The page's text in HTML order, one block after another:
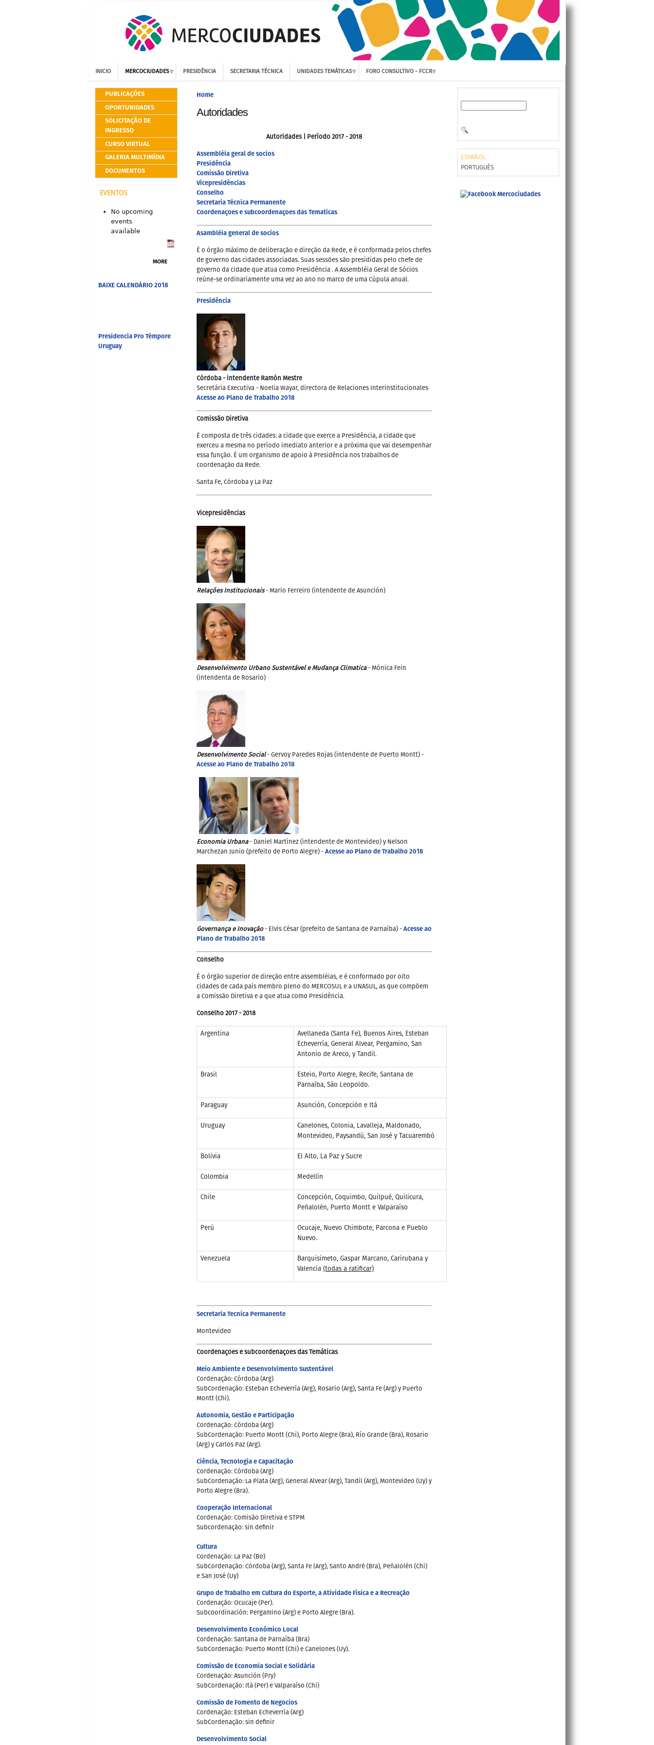
INICIO MERCOCIUDADES PRESIDÊNCIA SECRETARIA TÉCNICA UNIDADES TEMÁTICAS FORO CONSULTIVO - FCCR
PUBLICAÇÕES
OPORTUNIDADES
SOLICITAÇÃO DE
INGRESSO
CURSO VIRTUAL
GALERIA MULTIMÍDIA
DOCUMENTOS
EVENTOS
No upcoming
events
available
MORE
BAIXE CALENDÁRIO 2018
Presidencia Pro Témpore
Uruguay
Home
Autoridades
Autoridades | Período 2017 - 2018
Assembléia geral de socios
Presidência
Comissão Diretiva
Vicepresidências
Conselho
Secretaria Técnica Permanente
Coordenaçoes e subcoordenaçoes das Tematicas
Asambléia general de socios
É o órgão máximo de deliberação e direção da Rede, e é conformada pelos chefes
de governo das cidades associadas. Suas sessões são presididas pelo chefe de
governo da cidade que atua como Presidência . A Assembléia Geral de Sócios
reúne-se ordinariamente uma vez ao ano no marco de uma Cúpula anual.
Presidência
Córdoba - intendente Ramón Mestre
Secretária Executiva - Noelia Wayar, directora de Relaciones Interinstitucionales
Acesse ao Plano de Trabalho 2018
Comissão Diretiva
É composta de três cidades: a cidade que exerce a Presidência, a cidade que
exerceu a mesma no período imediato anterior e a próxima que vai desempenhar
essa função. É um organismo de apoio à Presidência nos trabalhos de
coordenação da Rede.
Santa Fe, Córdoba y La Paz
Vicepresidências
Relações Institucionais- Mario Ferreiro (intendente de Asunción)
Desenvolvimento Urbano Sustentável e Mudança Climatica - Mónica Fein
(intendenta de Rosario)
Desenvolvimento Social- Gervoy Paredes Rojas (intendente de Puerto Montt) -
Acesse ao Plano de Trabalho 2018
Economia Urbana- Daniel Martínez (intendente de Montevideo) y Nelson
Marchezan Junio (prefeito de Porto Alegre) - Acesse ao Plano de Trabalho 2018
Governança e Inovaçāo - Elvis César (prefeito de Santana de Parnaíba) - Acesse ao
Plano de Trabalho 2018
Conselho
É o órgão superior de direção entre assembléias, e é conformado por oito
cidades de cada país membro pleno do MERCOSUL e a UNASUL, as que compõem
a Comissão Diretiva e a que atua como Presidência.
Conselho 2017 - 2018
Argentina
Avellaneda (Santa Fe), Buenos Aires, Esteban
Echeverría, General Alvear, Pergamino, San
Antonio de Areco, y Tandil.
Brasil
Esteio, Porto Alegre, Recife, Santana de
Parnaíba, Sāo Leopoldo.
Paraguay Asunción, Concepción e Itá
Uruguay
Canelones, Colonia, Lavalleja, Maldonado,
Montevideo, Paysandú, San José y Tacuarembó
Bolivia El Alto, La Paz y Sucre
Colombia Medellín
Chile
Concepción, Coquimbo, Quilpué, Quilicura,
Peñalolén, Puerto Montt e Valparaíso
Perú Ocucaje, Nuevo Chimbote, Parcona e Pueblo
Nuevo.
Venezuela
Barquisimeto, Gaspar Marcano, Carirubana y
Valencia(todas a ratificar)
Secretaria Tecnica Permanente
Montevideo
Coordenaçoes e subcoordenaçoes das Temáticas
Meio Ambiente e Desenvolvimento Sustentável
Cordenação: Córdoba (Arg)
SubCordenação: Esteban Echeverría (Arg), Rosario (Arg), Santa Fe (Arg) y Puerto
Montt (Chi).
Autonomia, Gestão e Participação
Cordenação: Córdoba (Arg)
SubCordenação: Puerto Montt (Chi), Porto Alegre (Bra), Río Grande (Bra), Rosario
(Arg) y Carlos Paz (Arg).
Ciência, Tecnologia e Capacitação
Cordenação: Córdoba (Arg)
SubCordenação: La Plata (Arg), General Alvear (Arg), Tandil (Arg), Montevideo (Uy) y
Porto Alegre (Bra).
Cooperação Internacional
Cordenação: Comisão Diretiva e STPM
Subcordenação: sin definir
Cultura
Cordenação: La Paz (Bo)
SubCordenação: Córdoba (Arg), Santa Fe (Arg), Santo André (Bra), Peñalolén (Chi)
e San José (Uy)
Grupo de Trabalho em Cultura do Esporte, a Atividade Física e a Recreação
Cordenação: Ocucaje (Per).
Subcoordinación: Pergamino (Arg) e Porto Alegre (Bra).
Desenvolvimento Econômico Local
Cordenação: Santana de Parnaíba (Bra)
SubCordenação: Puerto Montt (Chi) e Canelones (Uy).
Comissão de Economia Social e Solidária
Cordenação: Asunción (Pry)
SubCordenação: Itá (Per) e Valparaíso (Chi)
Comissão de Fomento de Negocios
Cordenação: Esteban Echeverría (Arg)
SubCordenação: sin definir
Desenvolvimento Social
ESPAÑOL
PORTUGUÊS